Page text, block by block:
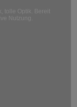
tolle Optik. Bereit
Nutzung.